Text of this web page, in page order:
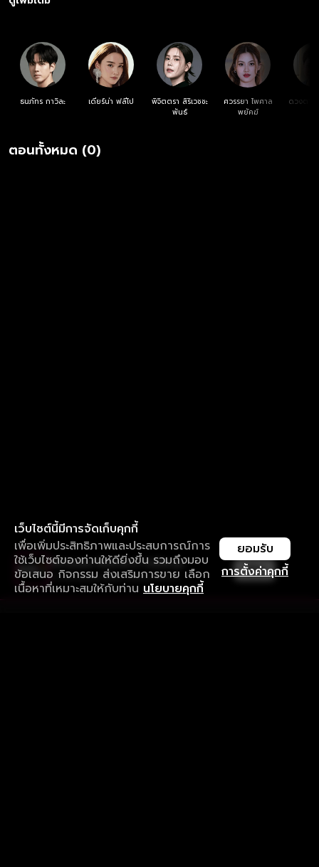
ธนภัทร กาวิละ เดียร์น่า ฟลีโป
พิจิตตรา สิริเวชชะ
พันธ์
ศวรรยา ไพศาล
พยัคฆ์
ดวงตา
ตอนทั้งหมด (0)
เว็บไซต์นี้มีการจัดเก็บคุกกี้
เพื่อเพิ่มประสิทธิภาพและประสบการณ์การ
ใช้เว็บไซต์ของท่านให้ดียิ่งขึ้น รวมถึงมอบ
ข้อเสนอ กิจกรรม ส่งเสริมการขาย เลือก
เนื้อหาที่เหมาะสมให้กับท่าน นโยบายคุกกี้
การตั้งค่าคุกกี้
ยอมรับ
ใช้งานแอป ลื่นไหลกว่า ไม่มีสะดุด
ดาวน์โหลดแอปเพื่อการรับชมที่ดีกว่า เปิด